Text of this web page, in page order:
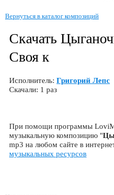
Вернуться в каталог композиций
Скачать
Своя к
Исполнитель: Григорий Лепс
Скачали: 1 раз
При помощи программы
музыкальную композицию "
mp3 на любом сайте в
музыкальных ресурсов